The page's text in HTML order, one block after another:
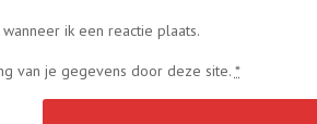
ik een reactie plaats.
van je gegevens door deze site. *